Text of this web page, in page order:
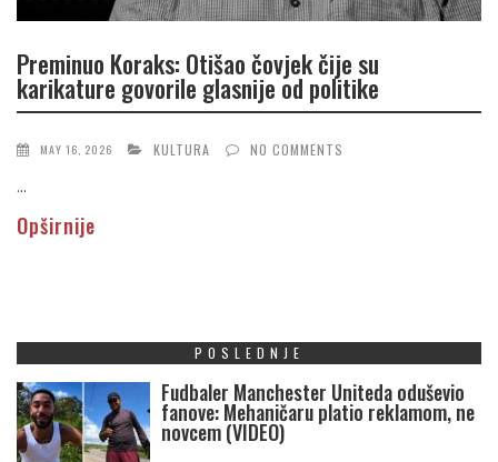
Preminuo Koraks: Otišao čovjek čije su
karikature govorile glasnije od politike
MAY 16, 2026 KULTURA NO COMMENTS
...
Opširnije
POSLEDNJE
Fudbaler Manchester Uniteda oduševio
fanove: Mehaničaru platio reklamom, ne
novcem (VIDEO)